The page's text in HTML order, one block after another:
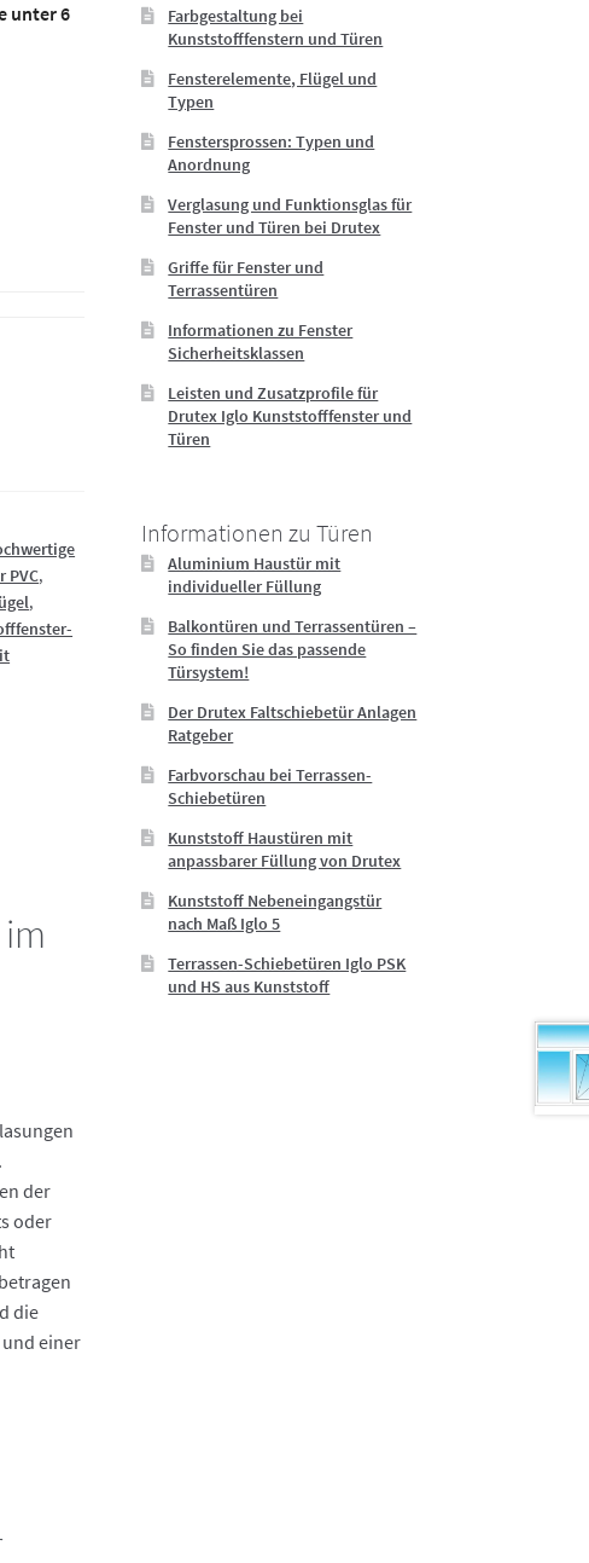
unter 6
PVC,
,
der
oder
die
einer
Farbgestaltung bei
Kunststofffenstern und Türen
Fensterelemente, Flügel und
Typen
Fenstersprossen: Typen und
Anordnung
Verglasung und Funktionsglas für
Fenster und Türen bei Drutex
Griffe für Fenster und
Terrassentüren
Informationen zu Fenster
Sicherheitsklassen
Leisten und Zusatzprofile für
Drutex Iglo Kunststofffenster und
Türen
Informationen zu Türen
Aluminium Haustür mit
individueller Füllung
Balkontüren und Terrassentüren –
So finden Sie das passende
Türsystem!
Der Drutex Faltschiebetür Anlagen
Ratgeber
Farbvorschau bei Terrassen-
Schiebetüren
Kunststoff Haustüren mit
anpassbarer Füllung von Drutex
Kunststoff Nebeneingangstür
nach Maß Iglo 5
Terrassen-Schiebetüren Iglo PSK
und HS aus Kunststoff